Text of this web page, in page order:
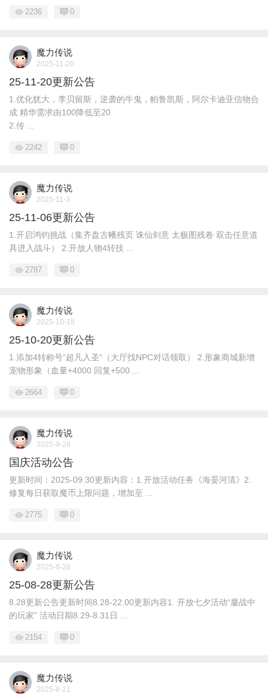
2236 0
魔力传说
2025-11-20
25-11-20更新公告
1.优化犹大，李贝留斯，逆袭的牛鬼，帕鲁凯斯，阿尔卡迪亚信物合
成 精华需求由100降低至20
2.传 ...
2242 0
魔力传说
2025-11-3
25-11-06更新公告
1.开启鸿钧挑战（集齐盘古幡残页 诛仙剑意 太极图残卷 双击任意道
具进入战斗） 2.开放人物4转技 ...
2787 0
魔力传说
2025-10-18
25-10-20更新公告
1.添加4转称号“超凡入圣”（大厅找NPC对话领取） 2.形象商城新增
宠物形象（血量+4000 回复+500 ...
2664 0
魔力传说
2025-9-28
国庆活动公告
更新时间：2025-09.30更新内容：1.开放活动任务《海晏河清》2.
修复每日获取魔币上限问题，增加至 ...
2775 0
魔力传说
2025-8-28
25-08-28更新公告
8.28更新公告更新时间8.28-22.00更新内容1. 开放七夕活动“鏖战中
的玩家” 活动日期8.29-8.31日 ...
2154 0
魔力传说
2025-8-21